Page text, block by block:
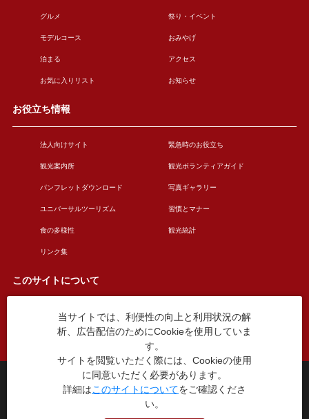
グルメ 祭り・イベント
モデルコース おみやげ
泊まる アクセス
お気に入りリスト お知らせ
お役立ち情報
法人向けサイト 緊急時のお役立ち
観光案内所 観光ボランティアガイド
パンフレットダウンロード 写真ギャラリー
ユニバーサルツーリズム 習慣とマナー
食の多様性 観光統計
リンク集
このサイトについて
このサイトについて 広告掲載について
お問い合わせ
台東区役所観光課
〒110-8615 東京都台東区東上野4丁目5番6号
TEL：03-5246-1151
当サイトでは、利便性の向上と利用状況の解
析、広告配信のためにCookieを使用していま
す。
サイトを閲覧いただく際には、Cookieの使用
に同意いただく必要があります。
詳細はこのサイトについてをご確認くださ
い。